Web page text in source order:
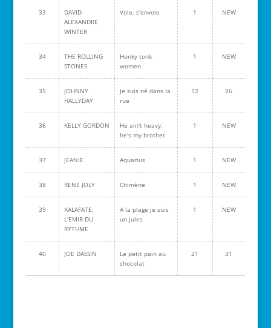
33
DAVID
ALEXANDRE
WINTER
Vole, s'envole 1 NEW
34
THE ROLLING
STONES
Honky tonk
women
1 NEW
35
JOHNNY
HALLYDAY
Je suis né dans la
rue
12 26
36 KELLY GORDON
He ain't heavy,
he's my brother
1 NEW
37 JEANIE Aquarius 1 NEW
38 RENE JOLY Chimène 1 NEW
39
KALAFATE,
L'EMIR DU
RYTHME
A la plage je suis
un jules
1 NEW
40 JOE DASSIN
Le petit pain au
chocolat
21 31